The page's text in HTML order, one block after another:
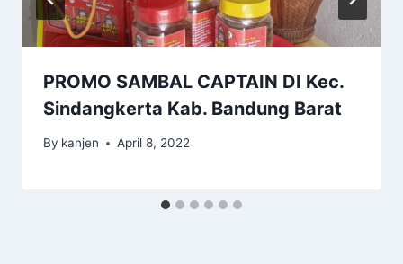
PROMO SAMBAL CAPTAIN DI Kec.
Sindangkerta Kab. Bandung Barat
By kanjen April 8, 2022